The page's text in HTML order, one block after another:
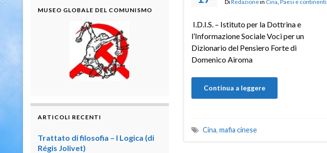
DiRedazionein Cina Paesi e continenti
I.D.I.S. – Istituto per la Dottrina e
l’Informazione Sociale Voci per un
Dizionario del Pensiero Forte di
Domenico Airoma
Continua a leggere
Cina, mafia cinese
MUSEO GLOBALE DEL COMUNISMO
ARTICOLI RECENTI
Trattato di filosofia – I Logica (di
Régis Jolivet)